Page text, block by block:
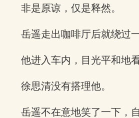
非是原谅，仅是释然。
岳遥走出咖啡厅后就绕过
他进入车内，目光平和地
徐思清没有搭理他。
岳遥不在意地笑了一下，